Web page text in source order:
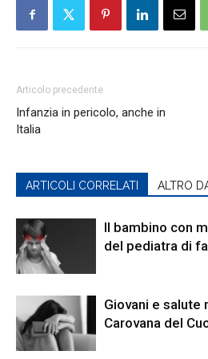
Articolo precedente
Infanzia in pericolo, anche in
Italia
ARTICOLI CORRELATI ALTRO
Il bambino con
del pediatra di
Giovani e salute
Carovana del